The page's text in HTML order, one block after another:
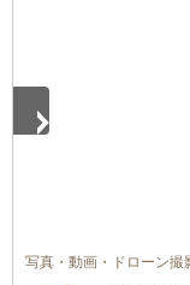
写真・動画・ドローン撮